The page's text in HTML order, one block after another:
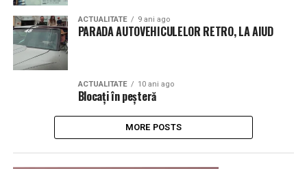
ACTUALITATE 9 ani ago
PARADA AUTOVEHICULELOR RETRO, LA AIUD
ACTUALITATE 10 ani ago
Blocați în peșteră
MORE POSTS